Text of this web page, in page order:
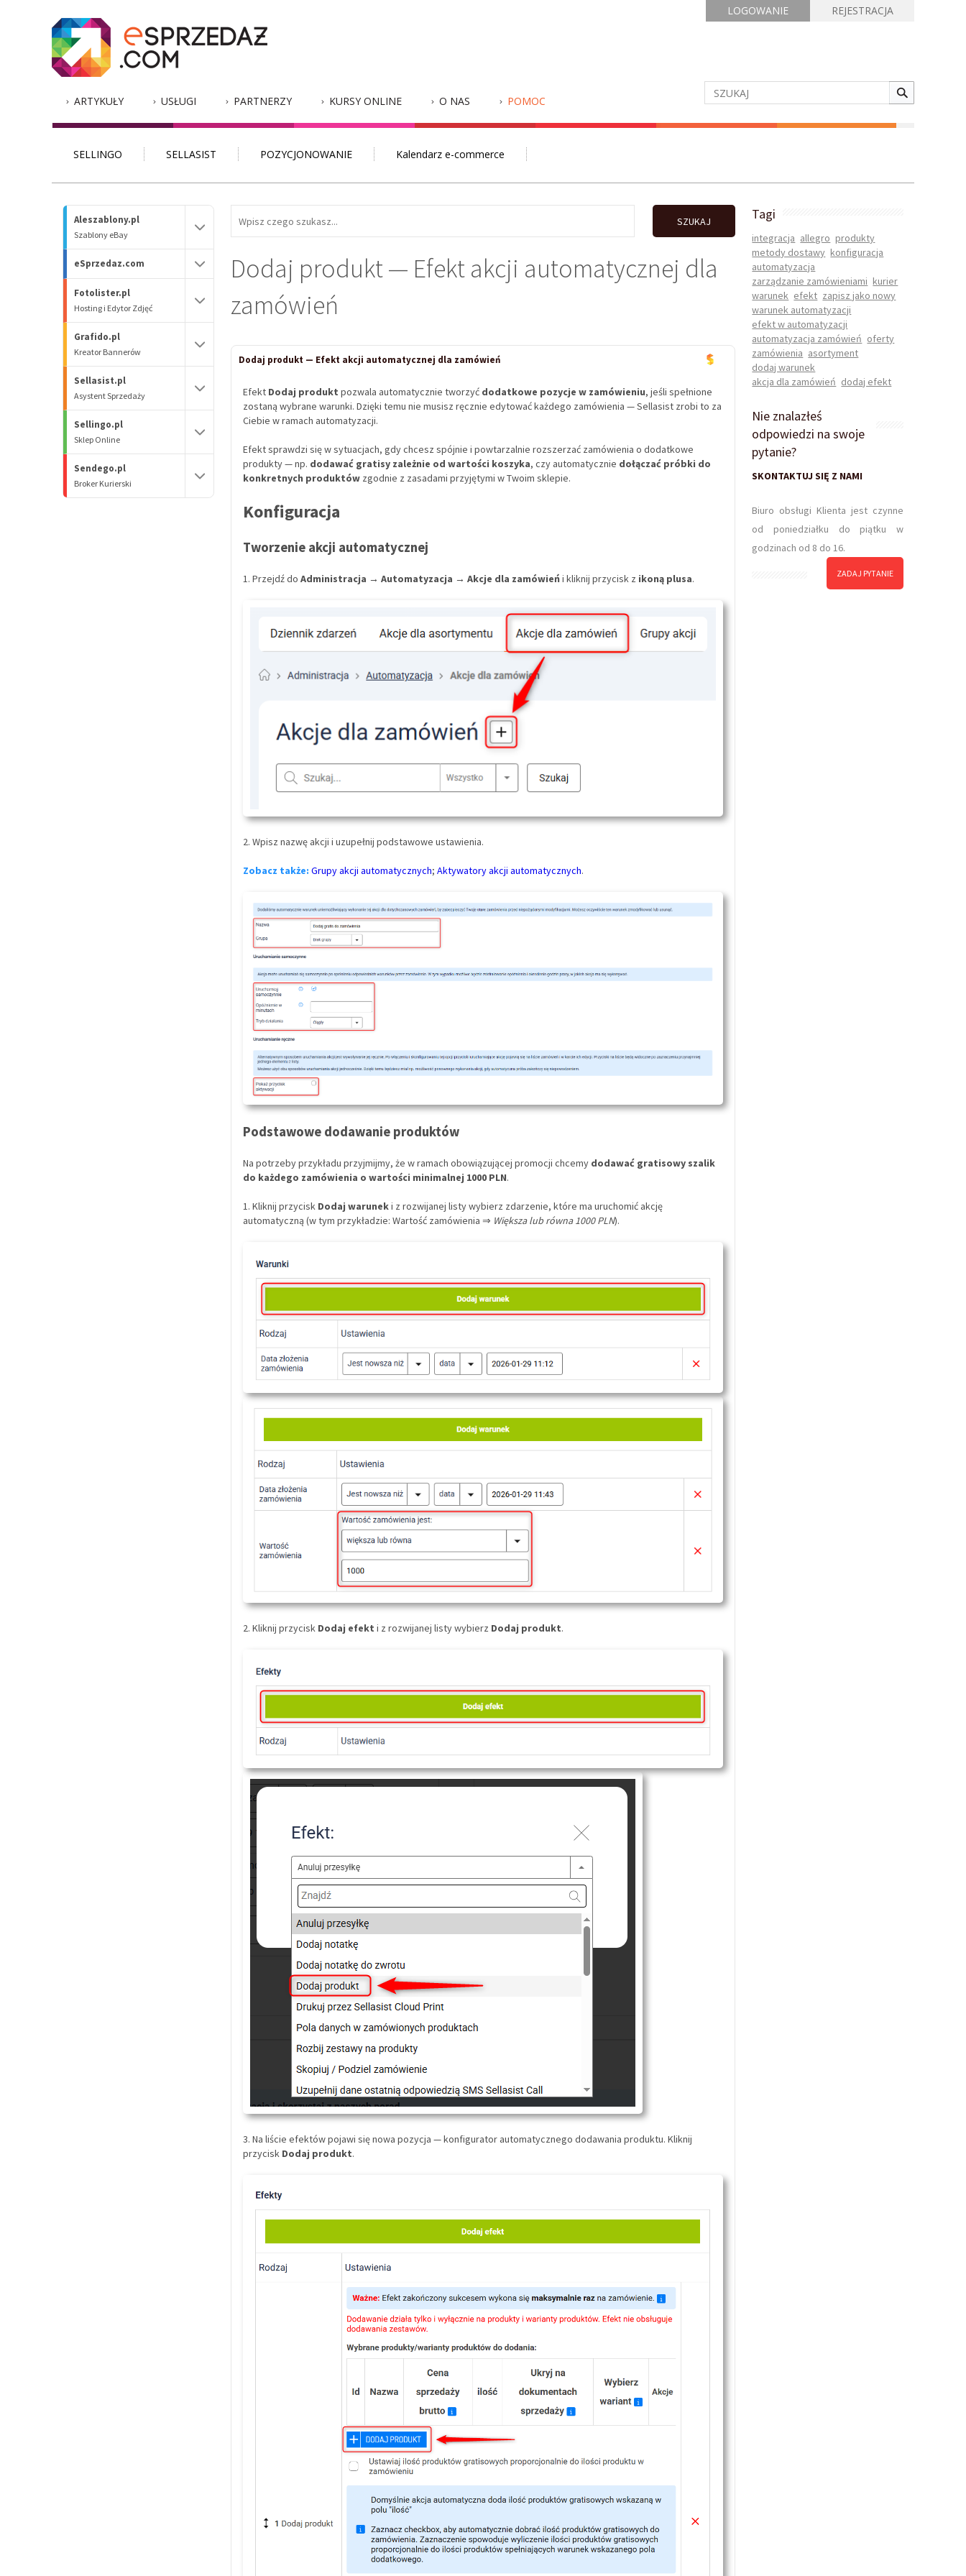
REJESTRACJA
LOGOWANIE
ARTYKUŁY USŁUGI PARTNERZY KURSY ONLINE O NAS POMOC
SELLINGO SELLASIST POZYCJONOWANIE Kalendarz e-commerce
Aleszablony.pl
Szablony eBay
eSprzedaz.com
Fotolister.pl
Hosting i Edytor Zdjęć
Grafido.pl
Kreator Bannerów
Sellasist.pl
Asystent Sprzedaży
Sellingo.pl
Sklep Online
Sendego.pl
Broker Kurierski
SZUKAJ
Dodaj produkt — Efekt akcji automatycznej dla
zamówień
Dodaj produkt — Efekt akcji automatycznej dla zamówień
Efekt Dodaj produkt pozwala automatycznie tworzyć dodatkowe pozycje w zamówieniu, jeśli spełnione
zostaną wybrane warunki. Dzięki temu nie musisz ręcznie edytować każdego zamówienia — Sellasist zrobi to za
Ciebie w ramach automatyzacji.
Efekt sprawdzi się w sytuacjach, gdy chcesz spójnie i powtarzalnie rozszerzać zamówienia o dodatkowe
produkty — np. dodawać gratisy zależnie od wartości koszyka, czy automatycznie dołączać próbki do
konkretnych produktówzgodnie z zasadami przyjętymi w Twoim sklepie.
Konfiguracja
Tworzenie akcji automatycznej
1. Przejdź do Administracja → Automatyzacja → Akcje dla zamówieńi kliknij przycisk z ikoną plusa.
2. Wpisz nazwę akcji i uzupełnij podstawowe ustawienia.
Zobacz także: Grupy akcji automatycznych; Aktywatory akcji automatycznych.
Podstawowe dodawanie produktów
Na potrzeby przykładu przyjmijmy, że w ramach obowiązującej promocji chcemy dodawać gratisowy szalik
do każdego zamówienia o wartości minimalnej 1000 PLN.
1. Kliknij przycisk Dodaj waruneki z rozwijanej listy wybierz zdarzenie, które ma uruchomić akcję
automatyczną (w tym przykładzie: Wartość zamówienia ⇒ Większa lub równa 1000 PLN).
2. Kliknij przycisk Dodaj efekt i z rozwijanej listy wybierz Dodaj produkt.
3. Na liście efektów pojawi się nowa pozycja — konfigurator automatycznego dodawania produktu. Kliknij
przycisk Dodaj produkt.
Tagi
integracja allegro produkty
metody dostawy konfiguracja
automatyzacja
zarządzanie zamówieniami kurier
warunek efekt zapisz jako nowy
warunek automatyzacji
efekt w automatyzacji
automatyzacja zamówień oferty
zamówienia asortyment
dodaj warunek
akcja dla zamówień dodaj efekt
Nie znalazłeś
odpowiedzi na swoje
pytanie?
SKONTAKTUJ SIĘ Z NAMI
Biuro obsługi Klienta jest czynne
od poniedziałku do piątku w
godzinach od 8 do 16.
ZADAJ PYTANIE